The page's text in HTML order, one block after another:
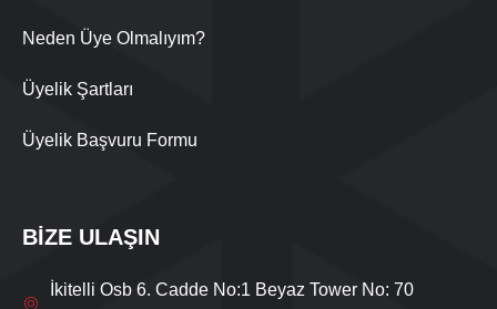
Neden Üye Olmalıyım?
Üyelik Şartları
Üyelik Başvuru Formu
BİZE ULAŞIN
İkitelli Osb 6. Cadde No:1 Beyaz Tower No: 70